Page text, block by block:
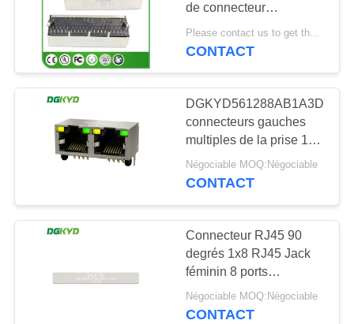
SITEMAP
POLITIQUE
MATIÈRE
DE
PRIVÉE
connecteur de cat6
rj45
cric rj11
46
de connecteur
d'Ethernet du Magnetics
RJ45 avec la LED
Please contact us to get the latest price. MOQ:1 morceau
CONTACT
connecteurs gauches
multiples de la prise 1x2
RJ45 de côté de 90
degrés avec la LED
Négociable MOQ:Négociable
CONTACT
Connecteur RJ45 90
degrés 1x8 RJ45 Jack
féminin 8 ports
Connecteurs de
commutateur réseau
Négociable MOQ:Négociable
CONTACT